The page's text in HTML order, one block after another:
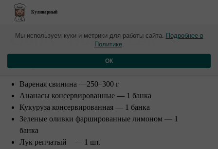
Кулинарный
Салат "Новый век"
Вареная свинина —250–300 г
Ананасы консервированные — 1 банка
Кукуруза консервированная — 1 банка
Зеленые оливки фаршированные лимоном — 1
банка
Лук репчатый — 1 шт.
Мы используем куки и метрики для работы сайта. Подробнее в
Политике.
ОК